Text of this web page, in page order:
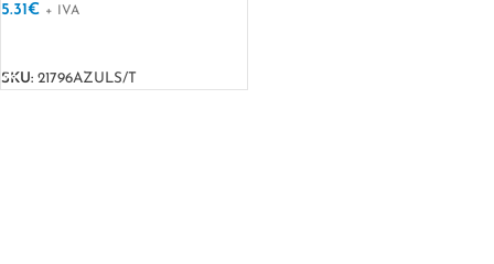
5.31 € + IVA
SKU: 21796AZULS/T